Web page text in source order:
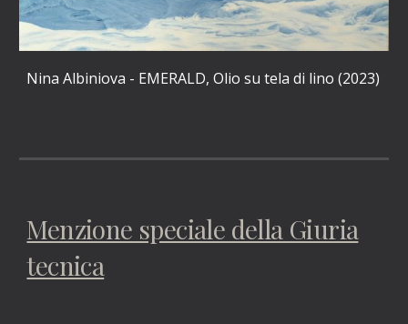
Nina Albiniova - EMERALD, Olio su tela di lino (2023)
Menzione speciale della Giuria
tecnica